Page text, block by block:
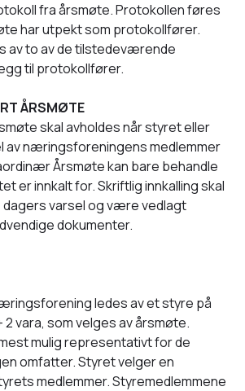
fra årsmøte. Protokollen føres
har utpekt som protokollfører.
av to av de tilstedeværende
til protokollfører.
ÅRSMØTE
skal avholdes når styret eller
av næringsforeningens medlemmer
Årsmøte kan bare behandle
er innkalt for. Skriftlig innkalling skal
dagers varsel og være vedlagt
dokumenter.
ledes av et styre på
2 vara, som velges av årsmøte.
mulig representativt for de
omfatter. Styret velger en
medlemmer. Styremedlemmene